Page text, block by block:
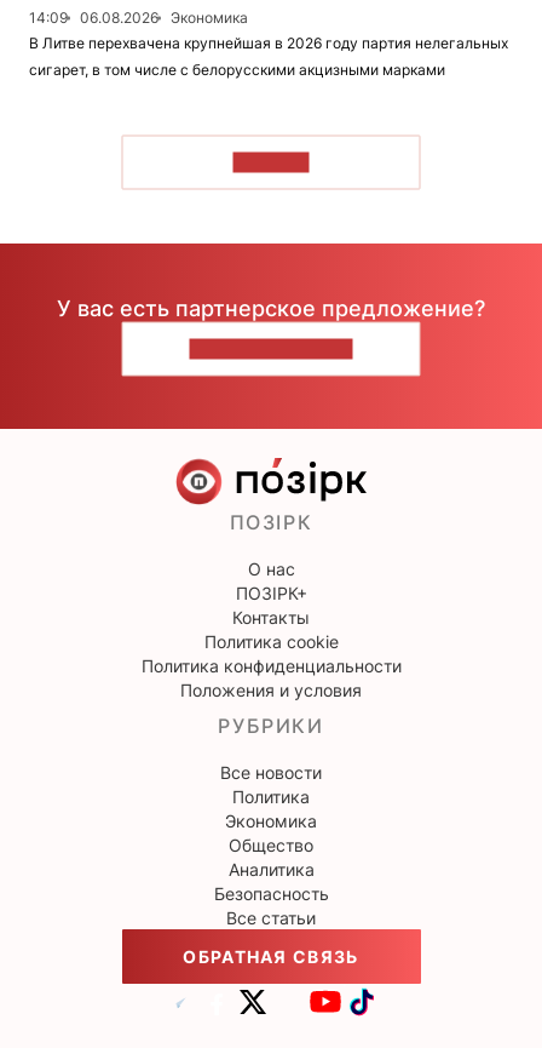
14:09
06.08.2026
Экономика
В Литве перехвачена крупнейшая в 2026 году партия нелегальных
сигарет, в том числе с белорусскими акцизными марками
У вас есть партнерское предложение?
ПОЗІРК
О нас
ПОЗІРК+
Контакты
Политика cookie
Политика конфиденциальности
Положения и условия
РУБРИКИ
Все новости
Политика
Экономика
Общество
Аналитика
Безопасность
Все статьи
ОБРАТНАЯ СВЯЗЬ